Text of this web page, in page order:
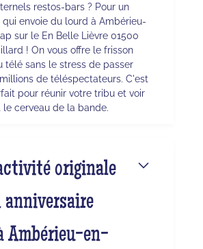
restos-bars ? Pour un
qui envoie du lourd à Ambérieu-
sur le En Belle Lièvre 01500
! On vous offre le frisson
télé sans le stress de passer
de téléspectateurs. C'est
pour réunir votre tribu et voir
le cerveau de la bande.
originale
anniversaire
Ambérieu-en-